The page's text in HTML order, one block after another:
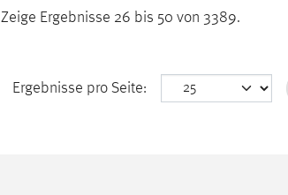
Zeige Ergebnisse 26 bis 50 von 3389.
Ergebnisse pro Seite: